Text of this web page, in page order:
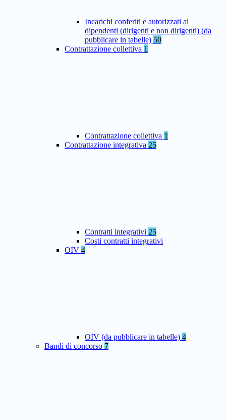
Incarichi conferiti e autorizzati ai
dipendenti (dirigenti e non dirigenti) (da
pubblicare in tabelle) 50
Contrattazione collettiva 1
Contrattazione collettiva 1
Contrattazione integrativa 25
Contratti integrativi 25
Costi contratti integrativi
OIV 4
OIV (da pubblicare in tabelle) 4
Bandi di concorso 7